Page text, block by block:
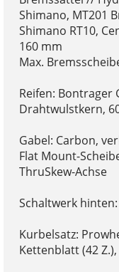
Shimano, MT201
Shimano RT10,
160 mm
Max.
Reifen: Bontrager
Drahtwulstkern,
Gabel: Carbon,
Flat Mount-
ThruSkew-Achse
Schaltwerk hinten:
Kurbelsatz:
Kettenblatt (42